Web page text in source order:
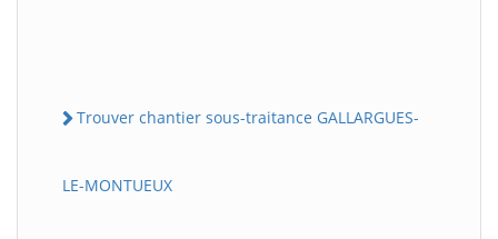
Trouver chantier sous-traitance GALLARGUES-
LE-MONTUEUX